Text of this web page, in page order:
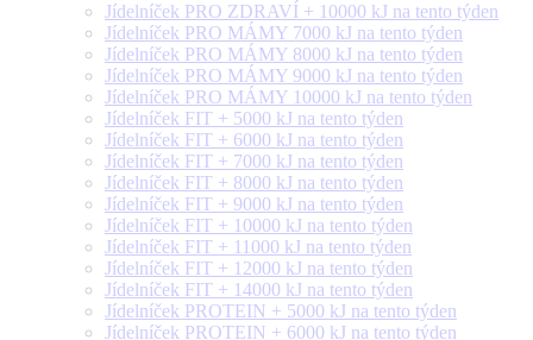
Jídelníček PRO ZDRAVÍ + 10000 kJ na tento týden
Jídelníček PRO MÁMY 7000 kJ na tento týden
Jídelníček PRO MÁMY 8000 kJ na tento týden
Jídelníček PRO MÁMY 9000 kJ na tento týden
Jídelníček PRO MÁMY 10000 kJ na tento týden
Jídelníček FIT + 5000 kJ na tento týden
Jídelníček FIT + 6000 kJ na tento týden
Jídelníček FIT + 7000 kJ na tento týden
Jídelníček FIT + 8000 kJ na tento týden
Jídelníček FIT + 9000 kJ na tento týden
Jídelníček FIT + 10000 kJ na tento týden
Jídelníček FIT + 11000 kJ na tento týden
Jídelníček FIT + 12000 kJ na tento týden
Jídelníček FIT + 14000 kJ na tento týden
Jídelníček PROTEIN + 5000 kJ na tento týden
Jídelníček PROTEIN + 6000 kJ na tento týden